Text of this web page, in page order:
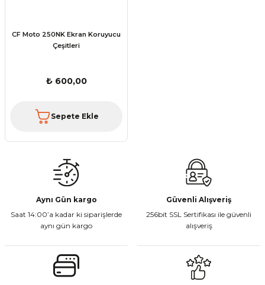
CF Moto 250NK Ekran Koruyucu
Çeşitleri
₺ 600,00
Sepete Ekle
Aynı Gün kargo
Saat 14:00’a kadar ki siparişlerde
aynı gün kargo
Güvenli Alışveriş
256bit SSL Sertifikası ile güvenli
alışveriş